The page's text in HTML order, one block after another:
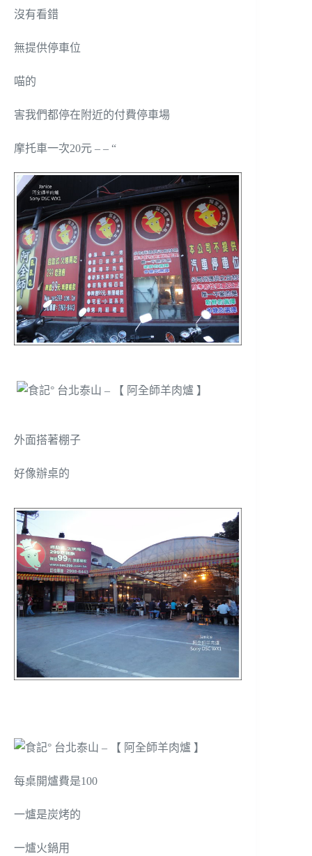
沒有看錯
無提供停車位
喵的
害我們都停在附近的付費停車場
摩托車一次20元 – – “
外面搭著棚子
好像辦桌的
每桌開爐費是100
一爐是炭烤的
一爐火鍋用